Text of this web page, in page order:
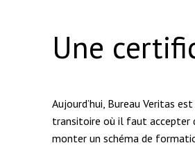
Une
Aujourd’hui, Bureau Veritas
transitoire où il faut accepter
monter un schéma de